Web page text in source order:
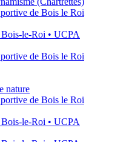
de Bois le Roi
le-Roi • UCPA
de Bois le Roi
nature
de Bois le Roi
le-Roi • UCPA